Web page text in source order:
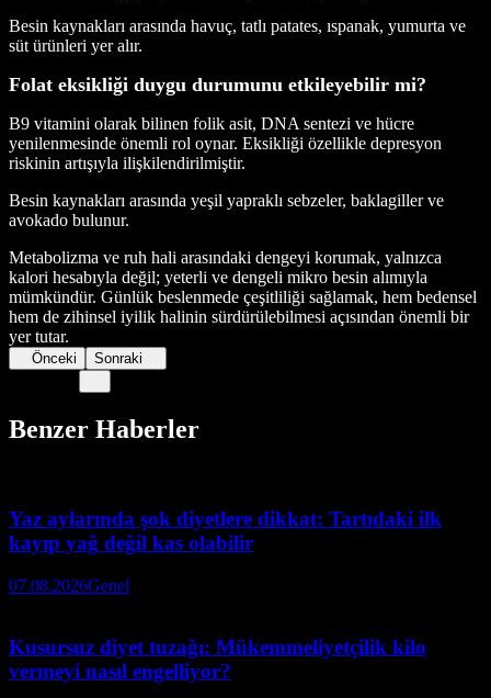
Besin kaynakları arasında havuç, tatlı patates, ıspanak, yumurta ve
süt ürünleri yer alır.
Folat eksikliği duygu durumunu etkileyebilir mi?
B9 vitamini olarak bilinen folik asit, DNA sentezi ve hücre
yenilenmesinde önemli rol oynar. Eksikliği özellikle depresyon
riskinin artışıyla ilişkilendirilmiştir.
Besin kaynakları arasında yeşil yapraklı sebzeler, baklagiller ve
avokado bulunur.
Metabolizma ve ruh hali arasındaki dengeyi korumak, yalnızca
kalori hesabıyla değil; yeterli ve dengeli mikro besin alımıyla
mümkündür. Günlük beslenmede çeşitliliği sağlamak, hem bedensel
hem de zihinsel iyilik halinin sürdürülebilmesi açısından önemli bir
yer tutar.
Önceki Sonraki
Benzer Haberler
Yaz aylarında şok diyetlere dikkat: Tartıdaki ilk
kayıp yağ değil kas olabilir
07.08.2026Genel
Kusursuz diyet tuzağı: Mükemmeliyetçilik kilo
vermeyi nasıl engelliyor?